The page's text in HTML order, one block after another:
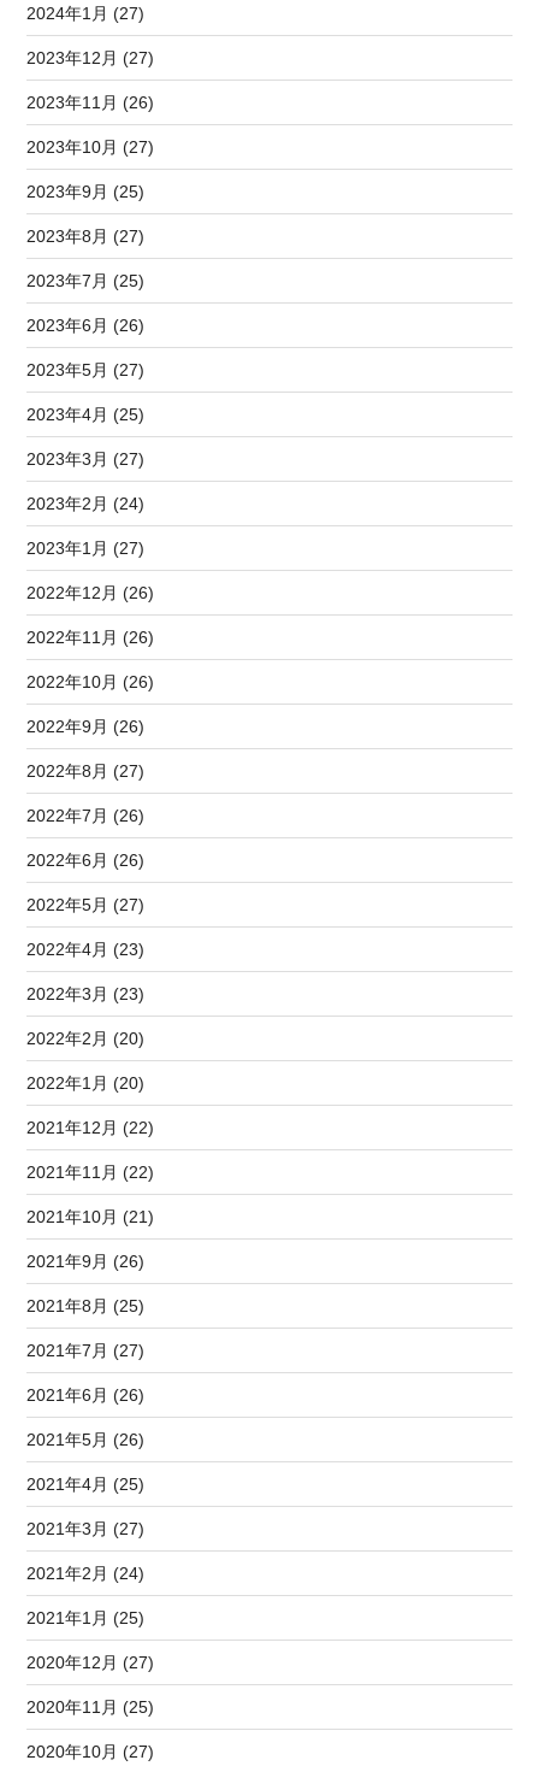
2024年1月 (27)
2023年12月 (27)
2023年11月 (26)
2023年10月 (27)
2023年9月 (25)
2023年8月 (27)
2023年7月 (25)
2023年6月 (26)
2023年5月 (27)
2023年4月 (25)
2023年3月 (27)
2023年2月 (24)
2023年1月 (27)
2022年12月 (26)
2022年11月 (26)
2022年10月 (26)
2022年9月 (26)
2022年8月 (27)
2022年7月 (26)
2022年6月 (26)
2022年5月 (27)
2022年4月 (23)
2022年3月 (23)
2022年2月 (20)
2022年1月 (20)
2021年12月 (22)
2021年11月 (22)
2021年10月 (21)
2021年9月 (26)
2021年8月 (25)
2021年7月 (27)
2021年6月 (26)
2021年5月 (26)
2021年4月 (25)
2021年3月 (27)
2021年2月 (24)
2021年1月 (25)
2020年12月 (27)
2020年11月 (25)
2020年10月 (27)